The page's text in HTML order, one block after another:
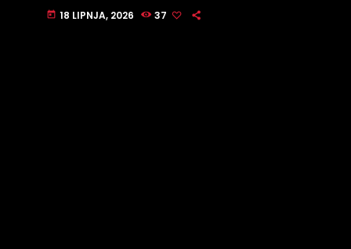
today 18 LIPNJA, 2026 37